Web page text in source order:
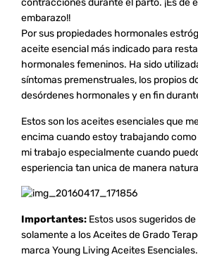
contracciones durante el parto. ¡Es de
embarazo!!
Por sus propiedades hormonales
aceite esencial más indicado para
hormonales femeninos. Ha sido
síntomas premenstruales, los propios
desórdenes hormonales y en fin
Estos son los aceites esenciales que
encima cuando estoy trabajando
mi trabajo especialmente cuando
esperiencia tan unica de manera
Importantes: Estos usos sugeridos
solamente a los Aceites de Grado
marca Young Living Aceites Esenciales.